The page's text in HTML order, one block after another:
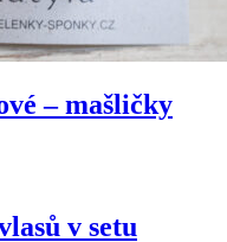
– mašličky
v setu